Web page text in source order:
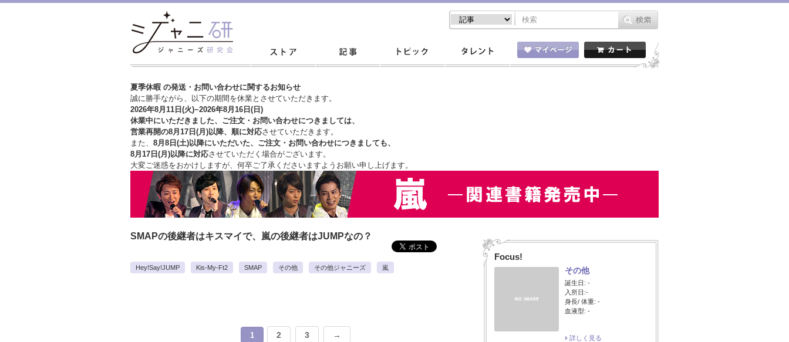
夏季休暇 の発送・お問い合わせに関するお知らせ
誠に勝手ながら、以下の期間を休業とさせていただきます。
2026年8月11日(火)~2026年8月16日(日)
休業中にいただきました、ご注文・お問い合わせにつきましては、
営業再開の8月17日(月)以降、順に対応させていただきます。
また、 8月8日(土)以降にいただいた、ご注文・ お問い合わせにつきましても、
8月17日(月)以降に対応させていただく場合がございます。
大変ご迷惑をおかけしますが、 何卒ご了承くださいますようお願い申し上げます。
SMAPの後継者はキスマイで、嵐の後継者はJUMPなの？
Hey!Say!JUMP Kis-My-Ft2 SMAP その他 その他ジャニーズ 嵐
1 2 3 →
Focus!
その他
誕生日: -
入所日:-
身長/ 体重: -
血液型: -
詳しく見る